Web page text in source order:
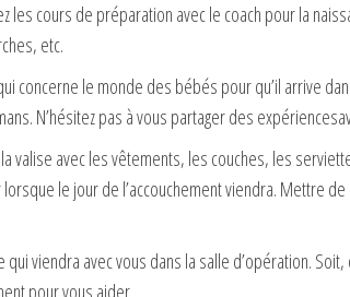
les cours de préparation avec le coach pour la
etc.
concerne le monde des bébés pour qu’il arrive
N’hésitez pas à vous partager des
valise avec les vêtements, les couches, les
le jour de l’accouchement viendra. Mettre
qui viendra avec vous dans la salle d’opération.
pour vous aider.